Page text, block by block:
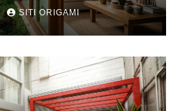
Arsitektur
SITI ORIGAMI